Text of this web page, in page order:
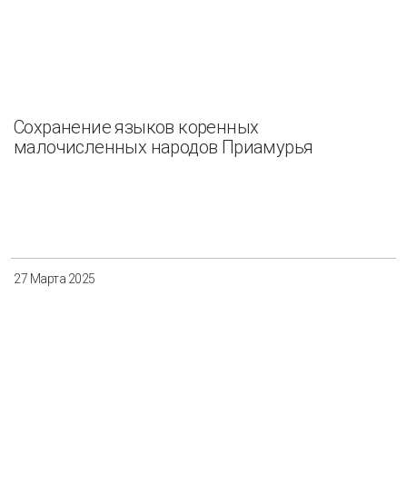
Сохранение языков коренных
малочисленных народов Приамурья
27 Марта 2025